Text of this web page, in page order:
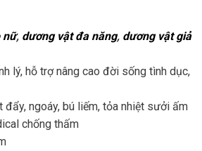
nữ, dương vật đa năng, dương vật giả
lý, hỗ trợ nâng cao đời sống tình dục,
đẩy, ngoáy, bú liếm, tỏa nhiệt sưởi ấm
chống thấm